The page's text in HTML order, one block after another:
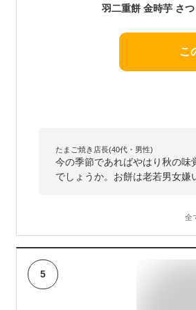
こ
たまご焼き店長(40代・男性)
今の季節であればやはり秋の
でしょうか。お餅は老若男女
全
5